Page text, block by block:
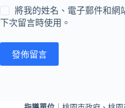
將我的姓名、電子郵件和網
下次留言時使用。
發佈留言